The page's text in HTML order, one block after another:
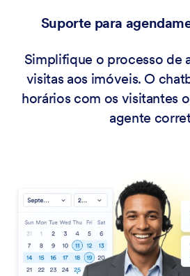
Suporte para
Simplifique o processo de
visitas aos imóveis. O
horários com os visitantes
agente